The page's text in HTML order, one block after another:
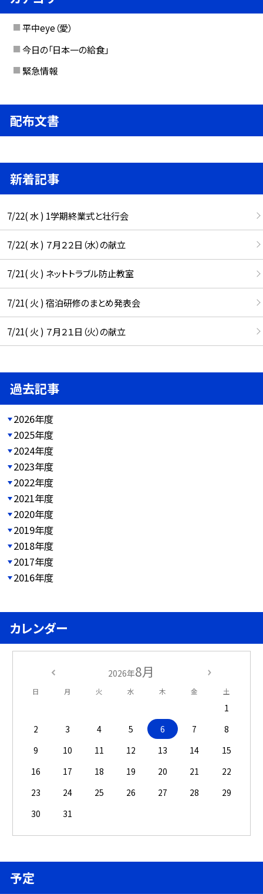
平中eye（愛）
今日の「日本一の給食」
緊急情報
配布文書
新着記事
7/22( 水 ) 1学期終業式と壮行会
7/22( 水 ) ７月２２日（水）の献立
7/21( 火 ) ネットトラブル防止教室
7/21( 火 ) 宿泊研修のまとめ発表会
7/21( 火 ) ７月２１日（火）の献立
過去記事
2026年度
2025年度
2024年度
2023年度
2022年度
2021年度
2020年度
2019年度
2018年度
2017年度
2016年度
カレンダー
2026年8月
日 月 火 水 木 金 土
1
2
3 4 5 6 7
8
9
10 11 12 13 14
15
16
17 18 19 20 21
22
23
24 25 26 27 28
29
30
31
予定